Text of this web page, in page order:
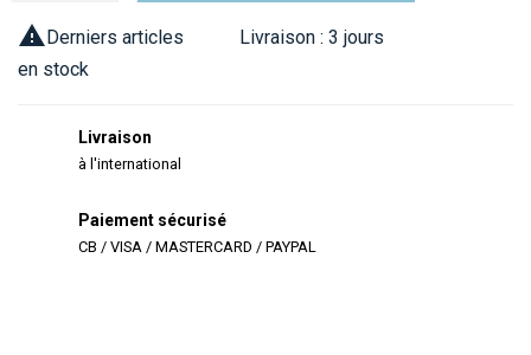
Derniers articles
en stock
Livraison : 3 jours
Livraison
à l'international
Paiement sécurisé
CB / VISA / MASTERCARD / PAYPAL